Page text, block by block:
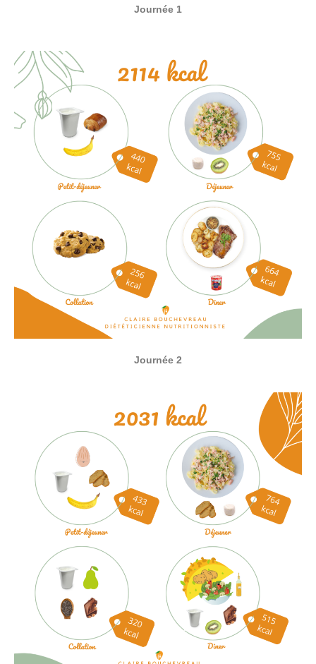
Journée 1
Journée 2